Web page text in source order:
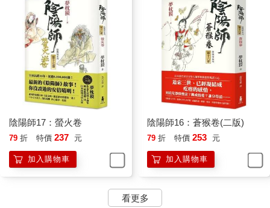
「走。」
事情就這麼決定了。
(待續)
陰陽師17：螢火卷
79 折 特價 237 元
加入購物車
陰陽師16：蒼猴卷(二版)
79 折 特價 253 元
加入購物車
看更多